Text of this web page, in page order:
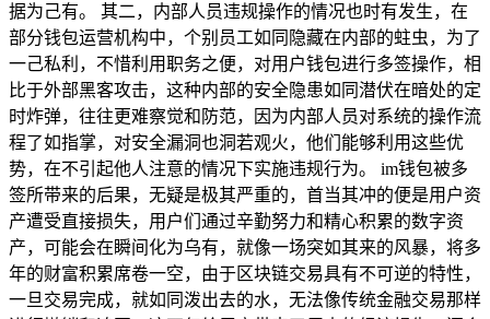
据为己有。 其二，内部人员违规操作的情况也时有发生，在
部分钱包运营机构中，个别员工如同隐藏在内部的蛀虫，为了
一己私利，不惜利用职务之便，对用户钱包进行多签操作，相
比于外部黑客攻击，这种内部的安全隐患如同潜伏在暗处的定
时炸弹，往往更难察觉和防范，因为内部人员对系统的操作流
程了如指掌，对安全漏洞也洞若观火，他们能够利用这些优
势，在不引起他人注意的情况下实施违规行为。 im钱包被多
签所带来的后果，无疑是极其严重的，首当其冲的便是用户资
产遭受直接损失，用户们通过辛勤努力和精心积累的数字资
产，可能会在瞬间化为乌有，就像一场突如其来的风暴，将多
年的财富积累席卷一空，由于区块链交易具有不可逆的特性，
一旦交易完成，就如同泼出去的水，无法像传统金融交易那样